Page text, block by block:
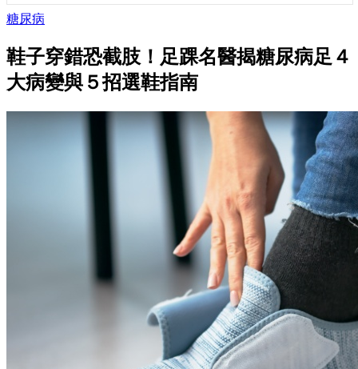
糖尿病
鞋子穿錯恐截肢！足踝名醫揭糖尿病足４
大病變與５招選鞋指南